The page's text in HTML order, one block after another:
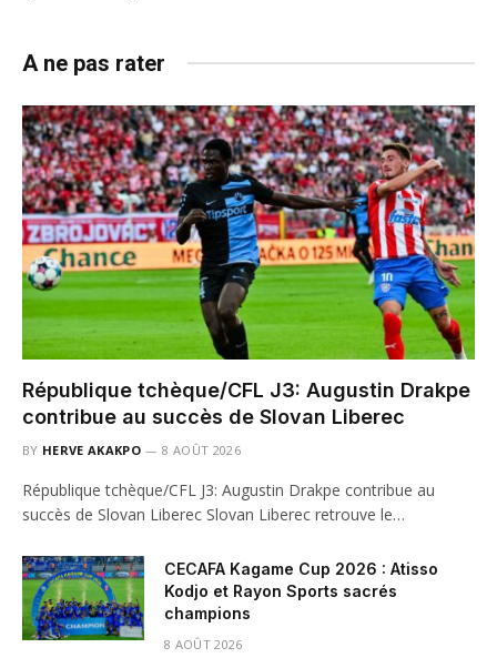
A ne pas rater
République tchèque/CFL J3: Augustin Drakpe
contribue au succès de Slovan Liberec
BY HERVE AKAKPO 8 AOÛT 2026
République tchèque/CFL J3: Augustin Drakpe contribue au
succès de Slovan Liberec Slovan Liberec retrouve le…
CECAFA Kagame Cup 2026 : Atisso
Kodjo et Rayon Sports sacrés
champions
8 AOÛT 2026